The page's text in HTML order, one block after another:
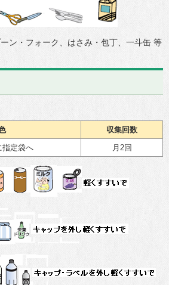
ン・フォーク、はさみ・包丁、一斗缶 等
収集回数
定袋へ
月2回